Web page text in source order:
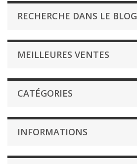
RECHERCHE DANS LE BLOG
MEILLEURES VENTES
CATÉGORIES
INFORMATIONS